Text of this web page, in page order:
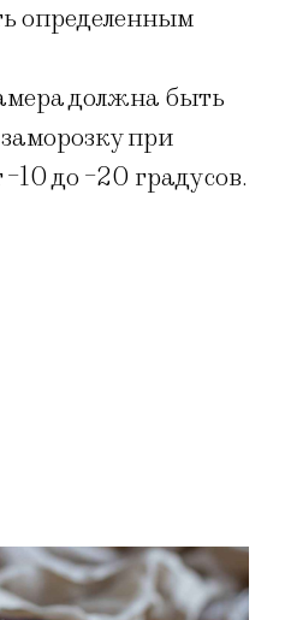
определенным
должна быть
при
-10 до -20 градусов.